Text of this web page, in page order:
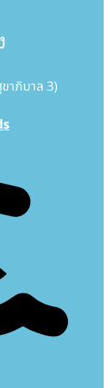
าภิบาล 3)